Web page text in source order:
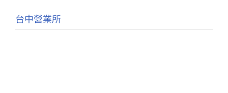
台中營業所